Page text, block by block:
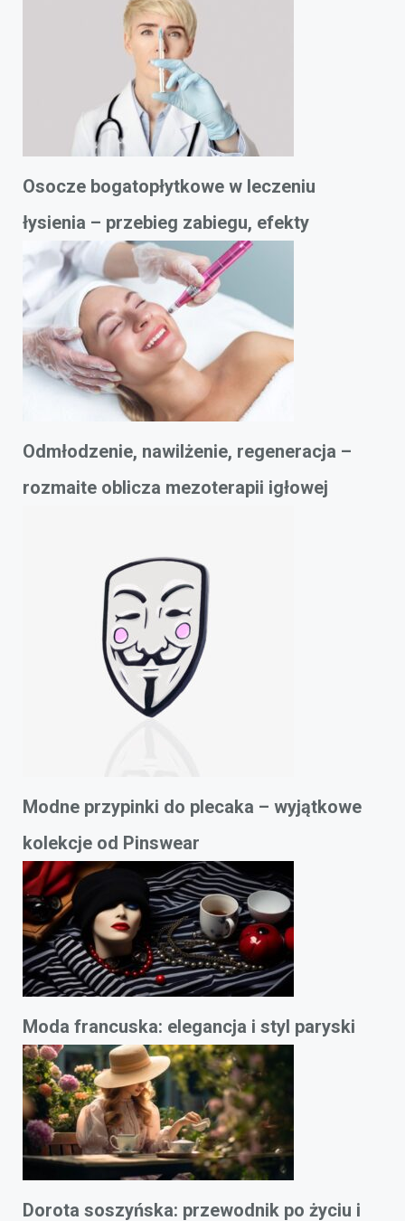
Osocze bogatopłytkowe w leczeniu
łysienia – przebieg zabiegu, efekty
Odmłodzenie, nawilżenie, regeneracja –
rozmaite oblicza mezoterapii igłowej
Modne przypinki do plecaka – wyjątkowe
kolekcje od Pinswear
Moda francuska: elegancja i styl paryski
Dorota soszyńska: przewodnik po życiu i